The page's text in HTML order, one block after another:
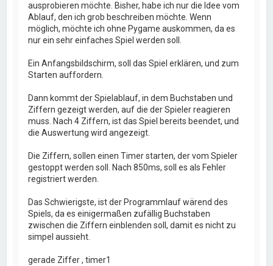
ausprobieren möchte. Bisher, habe ich nur die Idee vom
Ablauf, den ich grob beschreiben möchte. Wenn
möglich, möchte ich ohne Pygame auskommen, da es
nur ein sehr einfaches Spiel werden soll.
Ein Anfangsbildschirm, soll das Spiel erklären, und zum
Starten auffordern.
Dann kommt der Spielablauf, in dem Buchstaben und
Ziffern gezeigt werden, auf die der Spieler reagieren
muss. Nach 4 Ziffern, ist das Spiel bereits beendet, und
die Auswertung wird angezeigt.
Die Ziffern, sollen einen Timer starten, der vom Spieler
gestoppt werden soll. Nach 850ms, soll es als Fehler
registriert werden.
Das Schwierigste, ist der Programmlauf wärend des
Spiels, da es einigermaßen zufällig Buchstaben
zwischen die Ziffern einblenden soll, damit es nicht zu
simpel aussieht.
gerade Ziffer , timer1